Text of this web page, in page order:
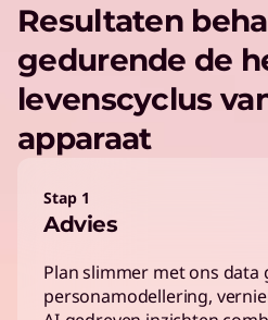
Resultaten
gedurende de
levenscyclus
apparaat
Stap 1
Advies
Plan slimmer met ons data
personamodellering,